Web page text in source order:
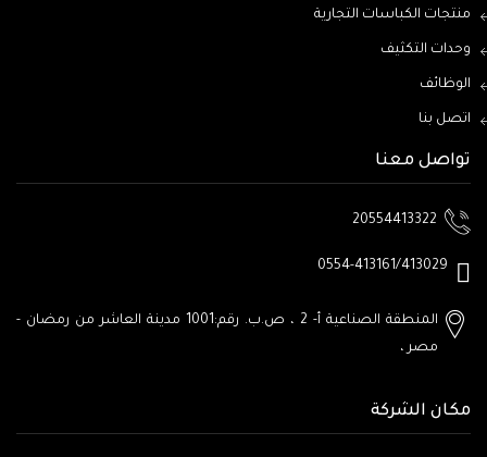
منتجات الكباسات التجارية
وحدات التكثيف
الوظائف
اتصل بنا
تواصل معنا
20554413322
0554-413161/413029
المنطقة الصناعية أ- 2 ، ص.ب. رقم:1001
مدينة العاشر من رمضان -
مصر،
مكان الشركة